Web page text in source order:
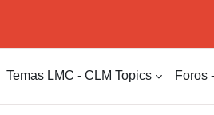
Temas LMC - CLM Topics Foros